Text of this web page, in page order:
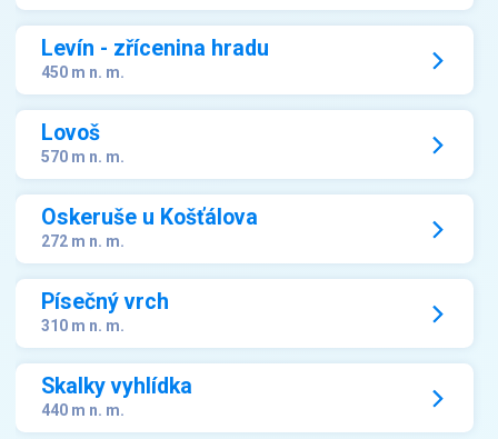
Levín - zřícenina hradu
450 m n. m.
Lovoš
570 m n. m.
Oskeruše u Košťálova
272 m n. m.
Písečný vrch
310 m n. m.
Skalky vyhlídka
440 m n. m.